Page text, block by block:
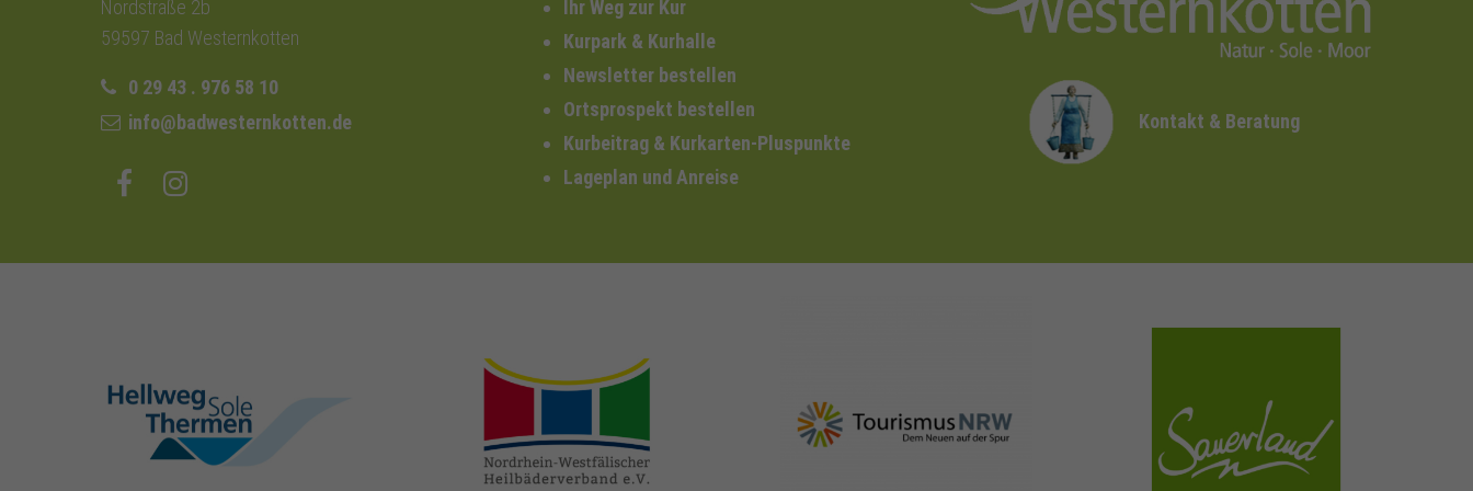
Nordstraße 2b
59597 Bad Westernkotten
0 29 43 . 976 58 10
info@badwesternkotten.de
Ihr Weg zur Kur
Kurpark & Kurhalle
Newsletter bestellen
Ortsprospekt bestellen
Kurbeitrag & Kurkarten-Pluspunkte
Lageplan und Anreise
Kontakt & Beratung
hellweg-sole-
thermen.de
heilbaeder.de
nrw-tourismus.de sauerland.com